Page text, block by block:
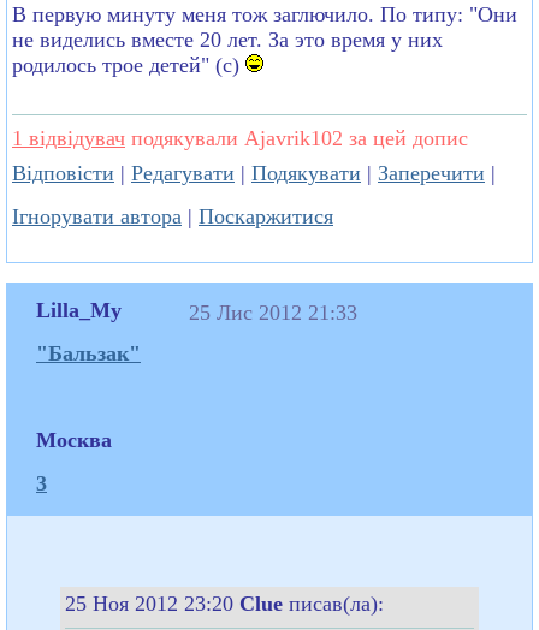
В первую минуту меня тож заглючило. По типу: "Они
не виделись вместе 20 лет. За это время у них
родилось трое детей" (с)
1 відвідувач подякували Ajavrik102 за цей допис
Відповісти | Редагувати | Подякувати | Заперечити |
Ігнорувати автора | Поскаржитися
Lilla_My
"Бальзак"
Москва
3
25 Лис 2012 21:33
25 Ноя 2012 23:20 Clue писав(ла):